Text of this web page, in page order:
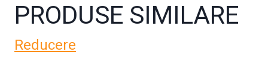
PRODUSE SIMILARE
Reducere